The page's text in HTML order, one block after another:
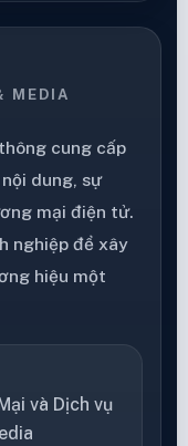
MEDIA
cung cấp
dung, sự
mại điện tử.
nghiệp để xây
hiệu một
và Dịch vụ